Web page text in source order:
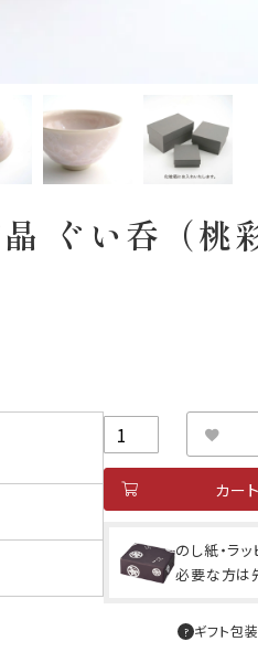
ぐい呑（桃
カー
のし紙・ラ
必要な方は
ギフト包